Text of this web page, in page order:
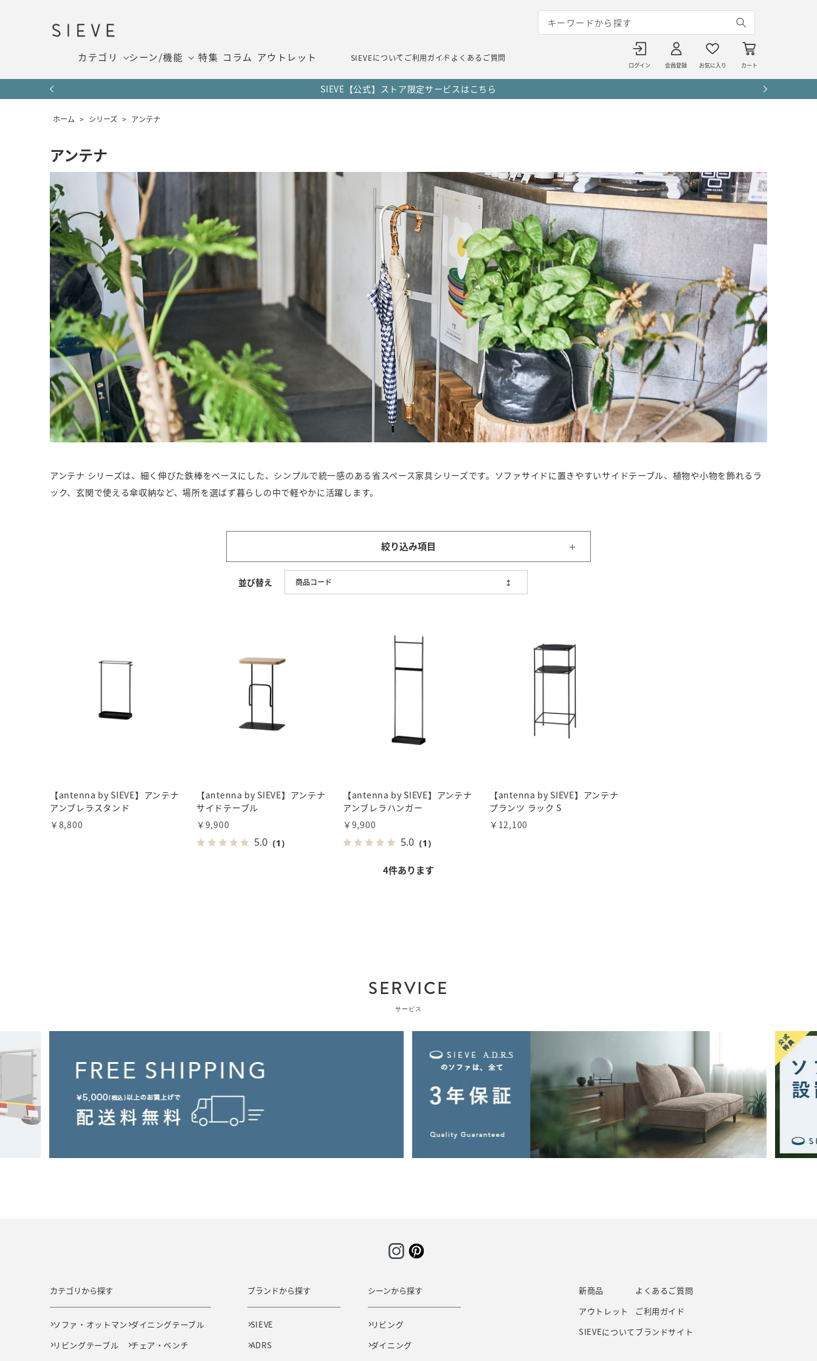
カテゴリ シーン/機能 特集 コラム アウトレット SIEVEについて ご利用ガイドよくあるご質問
ログイン 会員登録 お気に入り カート
SIEVE【公式】ストア限定サービスはこちら
ホーム > シリーズ > アンテナ
アンテナ
アンテナ シリーズは、細く伸びた鉄棒をベースにした、シンプルで統一感のある省スペース家具シリーズです。ソファサイドに置きやすいサイドテーブル、植物や小物を飾れるラ
ック、玄関で使える傘収納など、場所を選ばず暮らしの中で軽やかに活躍します。
絞り込み
【antenna by SIEVE】アンテナ
アンブレラスタンド
￥8,800
【antenna by SIEVE】アンテナ
サイドテーブル
￥9,900
5.0 （1）
【antenna by SIEVE】アンテナ
アンブレラハンガー
￥9,900
5.0 （1）
【antenna by SIEVE】アンテナ
プランツ ラック S
￥12,100
4件あります
SERVICE
サービス
カテゴリから探す
ソファ・オットマン
リビングテーブル
ダイニングテーブル
チェア・ベンチ
ブランドから探す
SIEVE
ADRS
シーンから探す
リビング
ダイニング
新商品
アウトレット
SIEVEについて
よくあるご質問
ご利用ガイド
ブランドサイト